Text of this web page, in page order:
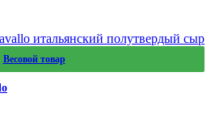
Весовой товар